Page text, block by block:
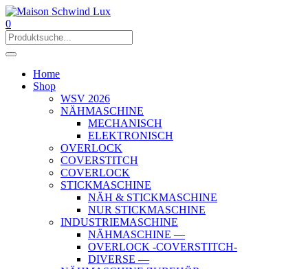
0
Home
Shop
WSV 2026
NÄHMASCHINE
MECHANISCH
ELEKTRONISCH
OVERLOCK
COVERSTITCH
COVERLOCK
STICKMASCHINE
NÄH & STICKMASCHINE
NUR STICKMASCHINE
INDUSTRIEMASCHINE
NÄHMASCHINE —
OVERLOCK -COVERSTITCH-
DIVERSE —